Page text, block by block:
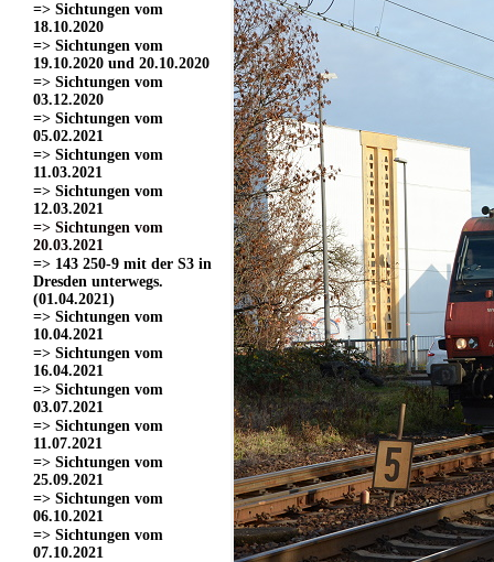
=> Sichtungen vom
18.10.2020
=> Sichtungen vom
19.10.2020 und 20.10.2020
=> Sichtungen vom
03.12.2020
=> Sichtungen vom
05.02.2021
=> Sichtungen vom
11.03.2021
=> Sichtungen vom
12.03.2021
=> Sichtungen vom
20.03.2021
=> 143 250-9 mit der S3 in
Dresden unterwegs.
(01.04.2021)
=> Sichtungen vom
10.04.2021
=> Sichtungen vom
16.04.2021
=> Sichtungen vom
03.07.2021
=> Sichtungen vom
11.07.2021
=> Sichtungen vom
25.09.2021
=> Sichtungen vom
06.10.2021
=> Sichtungen vom
07.10.2021